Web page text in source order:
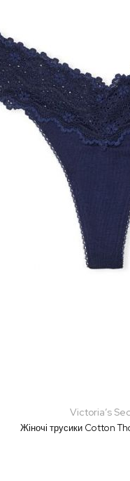
Victoria’s
Жіночі трусики Cotton